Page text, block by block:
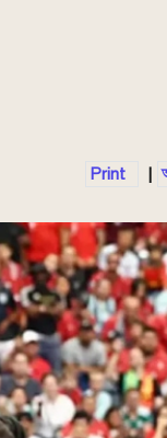
Print